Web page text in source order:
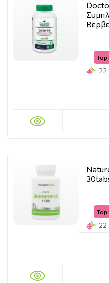
Top
22
Top
22